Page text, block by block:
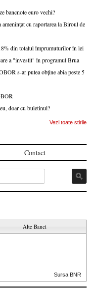
bancnote euro vechi?
cu raportarea la Biroul de
din totalul împrumuturilor în lei
a "investit" în programul Brua
s-ar putea obține abia peste 5
doar cu buletinul?
Vezi toate stirile
Contact
Alte Banci
Sursa BNR